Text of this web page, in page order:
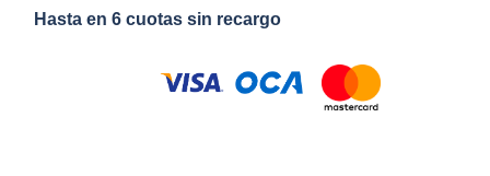
Hasta en 6 cuotas sin recargo